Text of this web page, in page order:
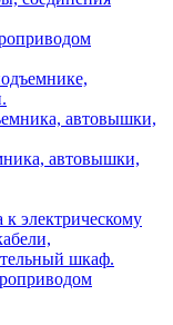
автовышки,
автовышки,
к электрическому
шкаф.